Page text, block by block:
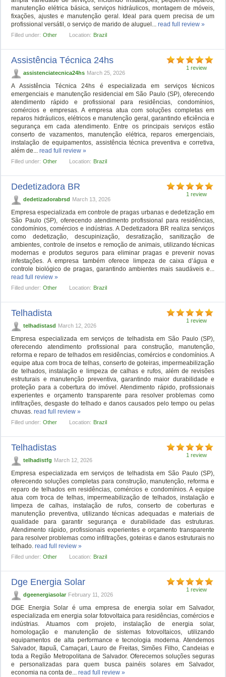
manutenção elétrica básica, serviços hidráulicos, montagem de móveis,
fixações, ajustes e manutenção geral. Ideal para quem precisa de um
profissional versátil, o serviço de marido de aluguel...read full review »
Filled under: Other Location: Brazil
1 review
Assistência Técnica 24hs
assistenciatecnica24hs March 25, 2026
A Assistência Técnica 24hs é especializada em serviços técnicos
emergenciais e manutenção residencial em São Paulo (SP), oferecendo
atendimento rápido e profissional para residências, condomínios,
comércios e empresas. A empresa atua com soluções completas em
reparos hidráulicos, elétricos e manutenção geral, garantindo eficiência e
segurança em cada atendimento. Entre os principais serviços estão
conserto de vazamentos, manutenção elétrica, reparos emergenciais,
instalação de equipamentos, assistência técnica preventiva e corretiva,
além de...read full review »
Filled under: Other Location: Brazil
1 review
Dedetizadora BR
dedetizadorabrsd March 13, 2026
Empresa especializada em controle de pragas urbanas e dedetização em
São Paulo (SP), oferecendo atendimento profissional para residências,
condomínios, comércios e indústrias. A Dedetizadora BR realiza serviços
como dedetização, descupinização, desratização, sanitização de
ambientes, controle de insetos e remoção de animais, utilizando técnicas
modernas e produtos seguros para eliminar pragas e prevenir novas
infestações. A empresa também oferece limpeza de caixa d’água e
controle biológico de pragas, garantindo ambientes mais saudáveis e...
read full review »
Filled under: Other Location: Brazil
1 review
Telhadista
telhadistasd March 12, 2026
Empresa especializada em serviços de telhadista em São Paulo (SP),
oferecendo atendimento profissional para construção, manutenção,
reforma e reparo de telhados em residências, comércios e condomínios. A
equipe atua com troca de telhas, conserto de goteiras, impermeabilização
de telhados, instalação e limpeza de calhas e rufos, além de revisões
estruturais e manutenção preventiva, garantindo maior durabilidade e
proteção para a cobertura do imóvel. Atendimento rápido, profissionais
experientes e orçamento transparente para resolver problemas como
infiltrações, desgaste do telhado e danos causados pelo tempo ou pelas
chuvas.read full review »
Filled under: Other Location: Brazil
1 review
Telhadistas
telhadistfg March 12, 2026
Empresa especializada em serviços de telhadista em São Paulo (SP),
oferecendo soluções completas para construção, manutenção, reforma e
reparo de telhados em residências, comércios e condomínios. A equipe
atua com troca de telhas, impermeabilização de telhados, instalação e
limpeza de calhas, instalação de rufos, conserto de coberturas e
manutenção preventiva, utilizando técnicas adequadas e materiais de
qualidade para garantir segurança e durabilidade das estruturas.
Atendimento rápido, profissionais experientes e orçamento transparente
para resolver problemas como infiltrações, goteiras e danos estruturais no
telhado.read full review »
Filled under: Other Location: Brazil
1 review
Dge Energia Solar
dgeenergiasolar February 11, 2026
DGE Energia Solar é uma empresa de energia solar em Salvador,
especializada em energia solar fotovoltaica para residências, comércios e
indústrias. Atuamos com projeto, instalação de energia solar,
homologação e manutenção de sistemas fotovoltaicos, utilizando
equipamentos de alta performance e tecnologia moderna. Atendemos
Salvador, Itapuã, Camaçari, Lauro de Freitas, Simões Filho, Candeias e
toda a Região Metropolitana de Salvador. Oferecemos soluções seguras
e personalizadas para quem busca painéis solares em Salvador,
economia na conta de...read full review »